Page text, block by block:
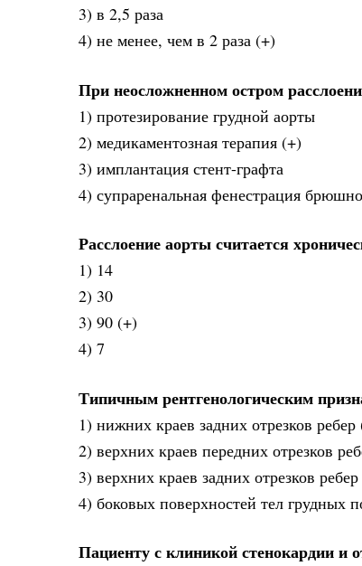
3) в 2,5 раза
4) не менее, чем в 2 раза (+)
При неосложненном остром
1) протезирование грудной аорты
2) медикаментозная терапия (+)
3) имплантация стент-графта
4) супраренальная фенестрация
Расслоение аорты считается
1) 14
2) 30
3) 90 (+)
4) 7
Типичным рентгенологическим
1) нижних краев задних отрезков ребер
2) верхних краев передних отрезков
3) верхних краев задних отрезков ребер
4) боковых поверхностей тел грудных
Пациенту с клиникой стенокардии и